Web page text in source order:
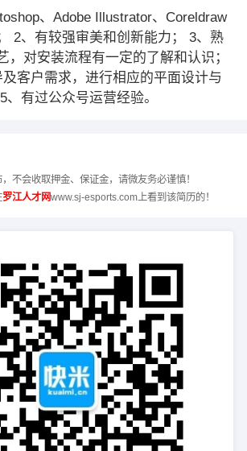
、Adobe Illustrator、Coreldraw
2、有较强审美和创新能力； 3、熟
，对安装流程有一定的了解和认识；
客户需求，进行相应的平面设计与
有过公众号运营经验。
不会收取押金、保证金，请微友务必谨慎！
罗江人才网www.sj-esports.com上看到该简历的！